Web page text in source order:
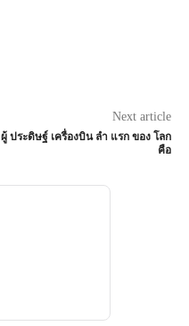
Next article
ผู้ ประดิษฐ์ เครื่องบิน ลำ แรก ของ โลก
คือ